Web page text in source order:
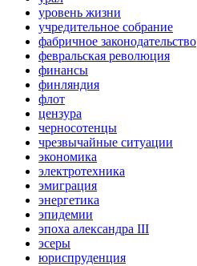
уровень жизни
учредительное собрание
фабричное законодательство
февральская революция
финансы
финляндия
флот
цензура
черносотенцы
чрезвычайные ситуации
экономика
электротехника
эмиграция
энергетика
эпидемии
эпоха александра III
эсеры
юриспруденция